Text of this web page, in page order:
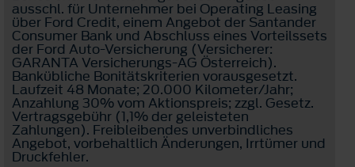
ausschl. für Unternehmer bei Operating Leasing
über Ford Credit, einem Angebot der Santander
Consumer Bank und Abschluss eines Vorteilssets
der Ford Auto-Versicherung (Versicherer:
GARANTA Versicherungs-AG Österreich).
Bankübliche Bonitätskriterien vorausgesetzt.
Laufzeit 48 Monate; 20.000 Kilometer/Jahr;
Anzahlung 30% vom Aktionspreis; zzgl. Gesetz.
Vertragsgebühr (1,1% der geleisteten
Zahlungen). Freibleibendes unverbindliches
Angebot, vorbehaltlich Änderungen, Irrtümer und
Druckfehler.